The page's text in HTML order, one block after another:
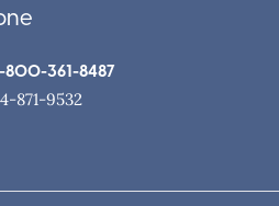
800-361-8487
871-9532